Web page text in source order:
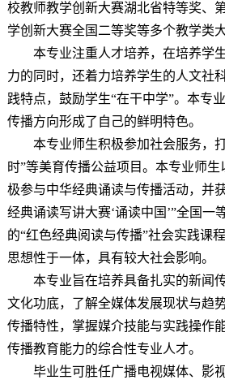
校教师教学创新大赛湖北省特等奖、
学创新大赛全国二等奖等多个教学类大
本专业注重人才培养，在培养学
力的同时，还着力培养学生的人文社
践特点，鼓励学生“在干中学”。本专
传播方向形成了自己的鲜明特色。
本专业师生积极参加社会服务，
时”等美育传播公益项目。本专业师
极参与中华经典诵读与传播活动，并
经典诵读写讲大赛‘诵读中国’”全国一
的“红色经典阅读与传播”社会实践课
思想性于一体，具有较大社会影响。
本专业旨在培养具备扎实的新闻
文化功底，了解全媒体发展现状与趋
传播特性，掌握媒介技能与实践操作
传播教育能力的综合性专业人才。
毕业生可胜任广播电视媒体、影